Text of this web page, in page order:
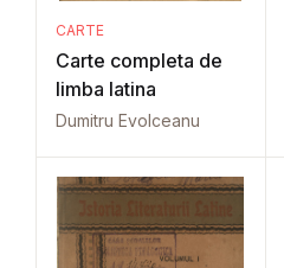
CARTE
Carte completa de
limba latina
Dumitru Evolceanu